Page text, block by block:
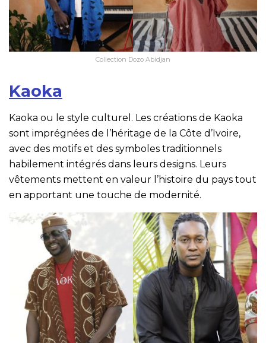
Collection Dozo Abidjan
Kaoka
Kaoka ou le style culturel. Les créations de Kaoka
sont imprégnées de l’héritage de la Côte d’Ivoire,
avec des motifs et des symboles traditionnels
habilement intégrés dans leurs designs. Leurs
vêtements mettent en valeur l’histoire du pays tout
en apportant une touche de modernité.